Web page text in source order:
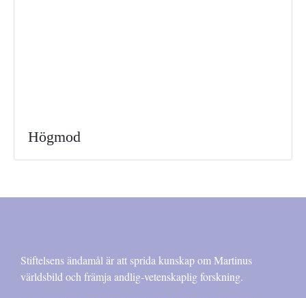
Högmod
Stiftelsens ändamål är att sprida kunskap om Martinus
världsbild och främja andlig-vetenskaplig forskning.